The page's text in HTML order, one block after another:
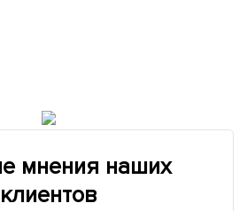
мнения наших
клиентов